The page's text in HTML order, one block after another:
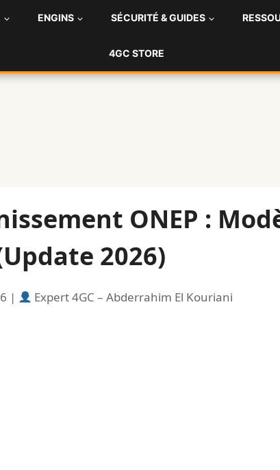
ENGINS SÉCURITÉ & GUIDES
4GC STORE
ONEP :
2026)
| Expert 4GC – Abderrahim El Kouriani